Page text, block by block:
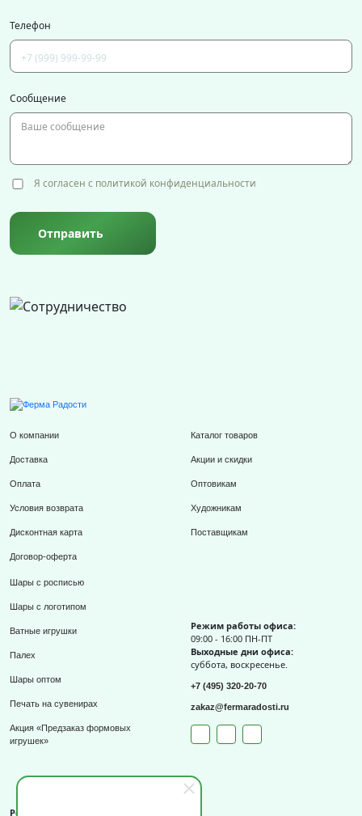
Телефон
Сообщение
Я согласен с политикой конфиденциальности
Отправить
О компании
Доставка
Оплата
Условия возврата
Дисконтная карта
Договор-оферта
Каталог товаров
Акции и скидки
Оптовикам
Художникам
Поставщикам
Шары с росписью
Шары с логотипом
Ватные игрушки
Палех
Шары оптом
Печать на сувенирах
Акция «Предзаказ формовых
игрушек»
Режим работы офиса:
09:00 - 16:00 ПН-ПТ
Выходные дни офиса:
суббота, воскресенье.
+7 (495) 320-20-70
zakaz@fermaradosti.ru
Реквизиты